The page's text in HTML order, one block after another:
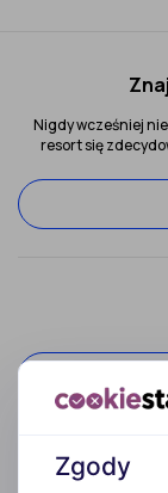
Nigdy wcześniej
resort się
Zgody